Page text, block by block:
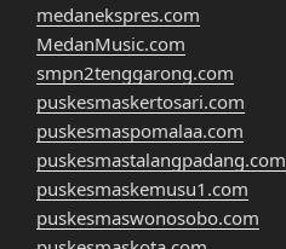
medanekspres.com
MedanMusic.com
smpn2tenggarong.com
puskesmaskertosari.com
puskesmaspomalaa.com
puskesmastalangpadang.com
puskesmaskemusu1.com
puskesmaswonosobo.com